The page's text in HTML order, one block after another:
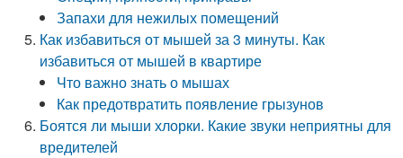
Запахи для нежилых помещений
Как избавиться от мышей за 3 минуты. Как
избавиться от мышей в квартире
Что важно знать о мышах
Как предотвратить появление грызунов
Боятся ли мыши хлорки. Какие звуки неприятны для
вредителей